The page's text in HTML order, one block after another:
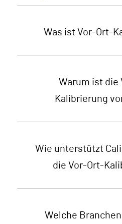
Was ist Vor-Ort-
Warum ist die
Kalibrierung
Wie unterstützt
die Vor-Ort-
Welche